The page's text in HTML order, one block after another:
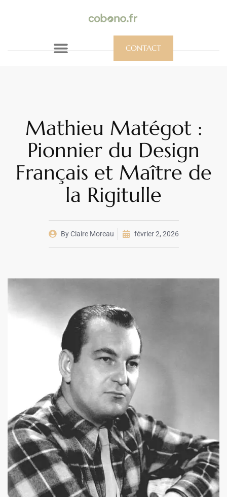
CONTACT
Mathieu Matégot :
Pionnier du Design
Français et Maître de
la Rigitulle
ByClaire Moreau février 2, 2026